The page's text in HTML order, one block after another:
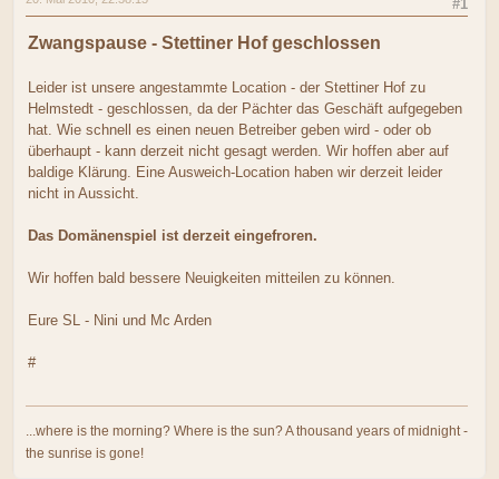
#1
Zwangspause - Stettiner Hof geschlossen
Leider ist unsere angestammte Location - der Stettiner Hof zu
Helmstedt - geschlossen, da der Pächter das Geschäft aufgegeben
hat. Wie schnell es einen neuen Betreiber geben wird - oder ob
überhaupt - kann derzeit nicht gesagt werden. Wir hoffen aber auf
baldige Klärung. Eine Ausweich-Location haben wir derzeit leider
nicht in Aussicht.
Das Domänenspiel ist derzeit eingefroren.
Wir hoffen bald bessere Neuigkeiten mitteilen zu können.
Eure SL - Nini und Mc Arden
#
...where is the morning? Where is the sun? A thousand years of midnight -
the sunrise is gone!